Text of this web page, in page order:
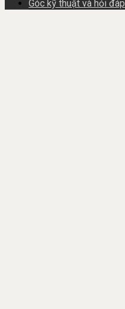
Góc kỹ thuật và hỏi đáp